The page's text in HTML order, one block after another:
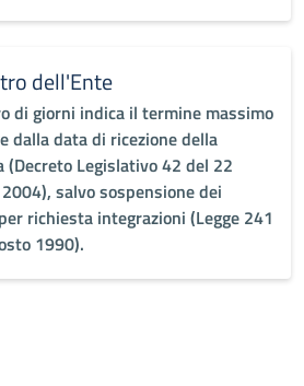
dell'Ente
di giorni indica il termine massimo
dalla data di ricezione della
(Decreto Legislativo 42 del 22
salvo sospensione dei
richiesta integrazioni (Legge 241
1990).